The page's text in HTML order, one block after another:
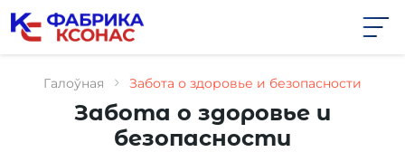
the
Галоўная Забота о здоровье и безопасности
Забота о здоровье и
безопасности